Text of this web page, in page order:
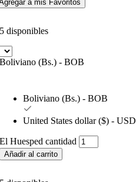
a mis Favoritos
5 disponibles
Boliviano (Bs.) - BOB
Boliviano (Bs.) - BOB
United States dollar ($) - USD
El Huesped cantidad
Añadir al carrito